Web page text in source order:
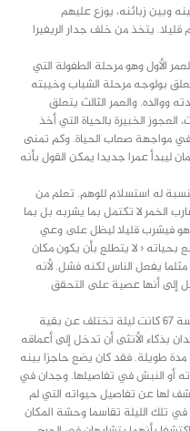
وبين زبائنه، يوزع عليهم
يتخذ من خلف جدار الريفيرا
الأول وهو مرحلة الطفولة التي
بولوجه مرحلة الشباب وخيبته
ووالده. والعمر الثالث يتعلق
الخبيرة بالحياة التي أخذ
في مواجهة صعاب الحياة. وكم تمنى
ليبدأ عمرا جديدا يمكن القول بأنه
له استسلام للوهم. تعلم من
الخمر لا تكتمل بما يشربه بل بما
هو فيشرب قليلا ليظل على وعي
‹ لا يتطلع بأن يكون مكان
يفعل الناس لكنه فشل. لأنه
إلى أنها عصية على التحقق
في ليلة الخامس من حزيران التي شهدت نكسة 67 كانت ليلة تختلف عن بقية
بذكاء الأنثى أن تدخل إلى أعماقه
طويلة. فقد كان يضع حاجزا بينه
أو النبش في تفاصيلها. وجدان في
لها عن تفاصيل حيواته التي لم
تلك الليلة تقاسما وحشة المكان